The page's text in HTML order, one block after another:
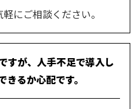
にご相談ください。
すが、人手不足で導入し
るか心配です。